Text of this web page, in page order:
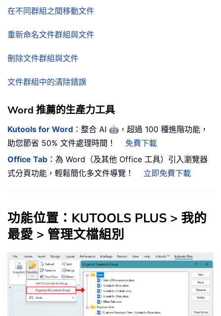
在不同群組之間移動文件
重新命名文件群組與文件
刪除文件群組與文件
文件群組中的清除錯誤
Word 推薦的生產力工具
Kutools for Word ：整合 AI 🤖 ，超過 100 種進階功能，
助您節省 50% 文件處理時間！
免費下載
Office Tab ：為 Word（及其他 Office 工具）引入瀏覽器
式分頁功能，輕鬆簡化多文件導覽！
立即免費下載
功能位置：KUTOOLS PLUS > 我的
最愛 > 管理文檔組別